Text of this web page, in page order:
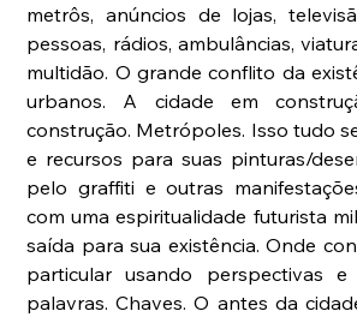
metrôs, anúncios de lojas,
pessoas, rádios, ambulâncias,
multidão. O grande conflito da
urbanos. A cidade em
construção. Metrópoles. Isso tudo
e recursos para suas pinturas/
pelo graffiti e outras
com uma espiritualidade futurista
saída para sua existência. Onde
particular usando perspectivas
palavras. Chaves. O antes da